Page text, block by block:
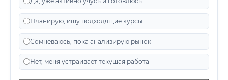
Планирую, ищу подходящие курсы
Сомневаюсь, пока анализирую рынок
Нет, меня устраивает текущая работа